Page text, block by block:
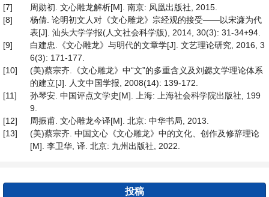
[7]
周勋初. 文心雕龙解析[M]. 南京: 凤凰出版社, 2015.
[8]
杨倩. 论明初文人对《文心雕龙》宗经观的接受——以宋濂为代
表[J]. 汕头大学学报(人文社会科学版), 2014, 30(3): 31-34+94.
[9]
白建忠.《文心雕龙》与明代的文章学[J]. 文艺理论研究, 2016, 3
6(3): 171-177.
[10]
(美)蔡宗齐.《文心雕龙》中“文”的多重含义及刘勰文学理论体系
的建立[J]. 人文中国学报, 2008(14): 139-172.
[11]
孙琴安. 中国评点文学史[M]. 上海: 上海社会科学院出版社, 199
9.
[12]
周振甫. 文心雕龙今译[M]. 北京: 中华书局, 2013.
[13]
(美)蔡宗齐. 中国文心《文心雕龙》中的文化、创作及修辞理论
[M]. 李卫华, 译. 北京: 九州出版社, 2022.
投稿